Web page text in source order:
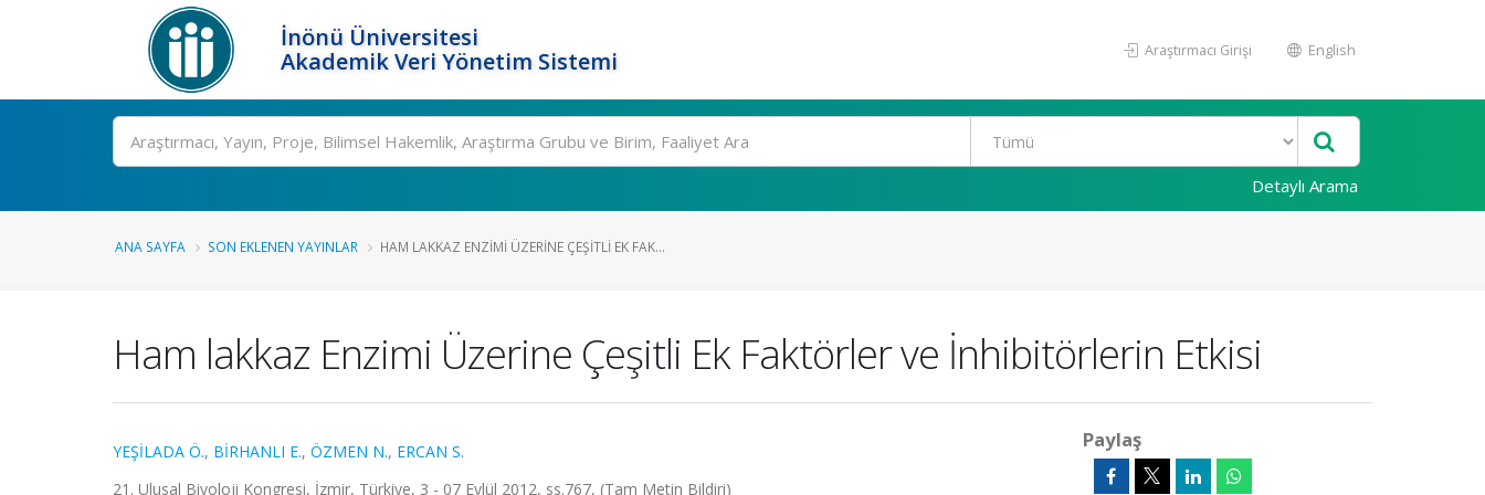
İnönü Üniversitesi
Akademik Veri Yönetim Sistemi
Araştırmacı Girişi English
Ara
Detaylı Arama
ANA SAYFA SON EKLENEN YAYINLAR HAM LAKKAZ ENZIMI ÜZERINE ÇEŞITLI EK FAK...
Ham lakkaz Enzimi Üzerine Çeşitli Ek Faktörler ve İnhibitörlerin Etkisi
YEŞİLADA Ö., BİRHANLI E., ÖZMEN N., ERCAN S.
21. Ulusal Biyoloji Kongresi, İzmir, Türkiye, 3 - 07 Eylül 2012, ss.767, (Tam Metin Bildiri)
Paylaş